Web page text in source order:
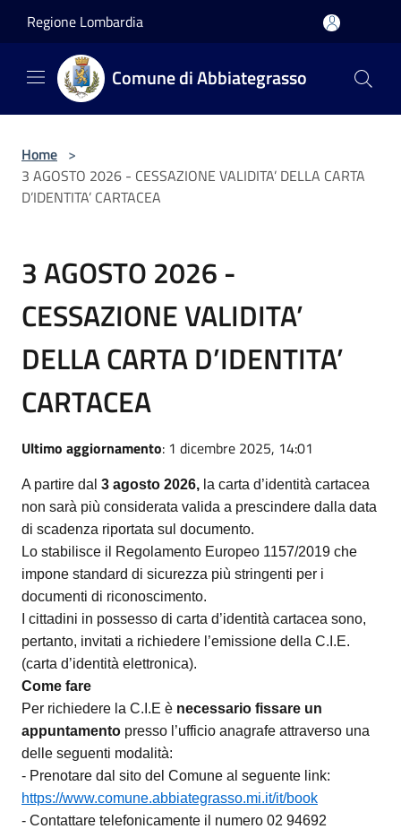
Regione Lombardia
Comune di Abbiategrasso
Home >
3 AGOSTO 2026 - CESSAZIONE VALIDITA’ DELLA CARTA
D’IDENTITA’ CARTACEA
3 AGOSTO 2026 -
CESSAZIONE VALIDITA’
DELLA CARTA D’IDENTITA’
CARTACEA
Ultimo aggiornamento: 1 dicembre 2025, 14:01
A partire dal 3 agosto 2026, la carta d’identità cartacea
non sarà più considerata valida a prescindere dalla data
di scadenza riportata sul documento.
Lo stabilisce il Regolamento Europeo 1157/2019 che
impone standard di sicurezza più stringenti per i
documenti di riconoscimento.
I cittadini in possesso di carta d’identità cartacea sono,
pertanto, invitati a richiedere l’emissione della C.I.E.
(carta d’identità elettronica).
Come fare
Per richiedere la C.I.E è necessario fissare un
appuntamento presso l’ufficio anagrafe attraverso una
delle seguenti modalità:
- Prenotare dal sito del Comune al seguente link:
https://www.comune.abbiategrasso.mi.it/it/book
- Contattare telefonicamente il numero 02 94692